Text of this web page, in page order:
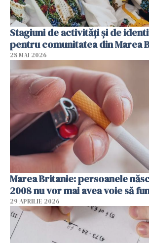
Stagiuni de activități și de
pentru comunitatea din Marea
28 MAI 2026
Marea Britanie: persoanele
2008 nu vor mai avea voie să
29 APRILIE 2026